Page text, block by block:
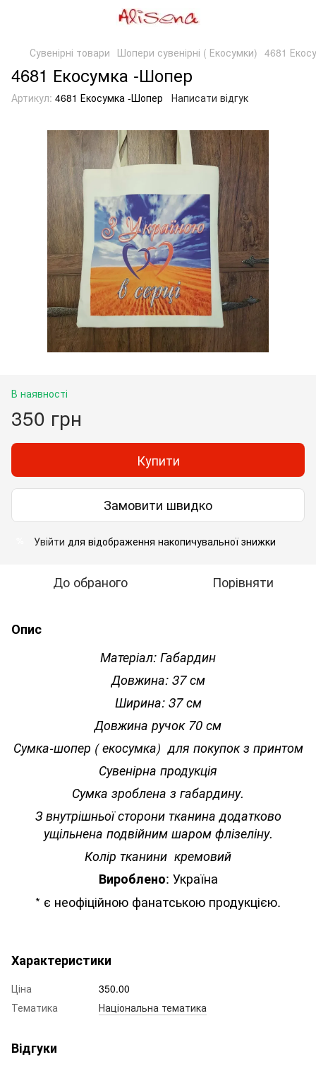
Сувенірні товари Шопери сувенірні ( Екосумки) 4681
4681 Екосумка -Шопер
Артикул: 4681 Екосумка -Шопер Написати відгук
В наявності
350 грн
Купити
Замовити швидко
Увійти для відображення накопичувальної знижки
До обраного Порівняти
Опис
Матеріал: Габардин
Довжина: 37 см
Ширина: 37 см
Довжина ручок 70 см
Сумка-шопер ( екосумка) для покупок з принтом
Сувенірна продукція
Сумка зроблена з габардину.
З внутрішньої сторони тканина додатково
ущільнена подвійним шаром флізеліну.
Колір тканини кремовий
Вироблено: Україна
* є неофіційною фанатською продукцією.
Характеристики
Ціна
350.00
Тематика
Національна тематика
Відгуки